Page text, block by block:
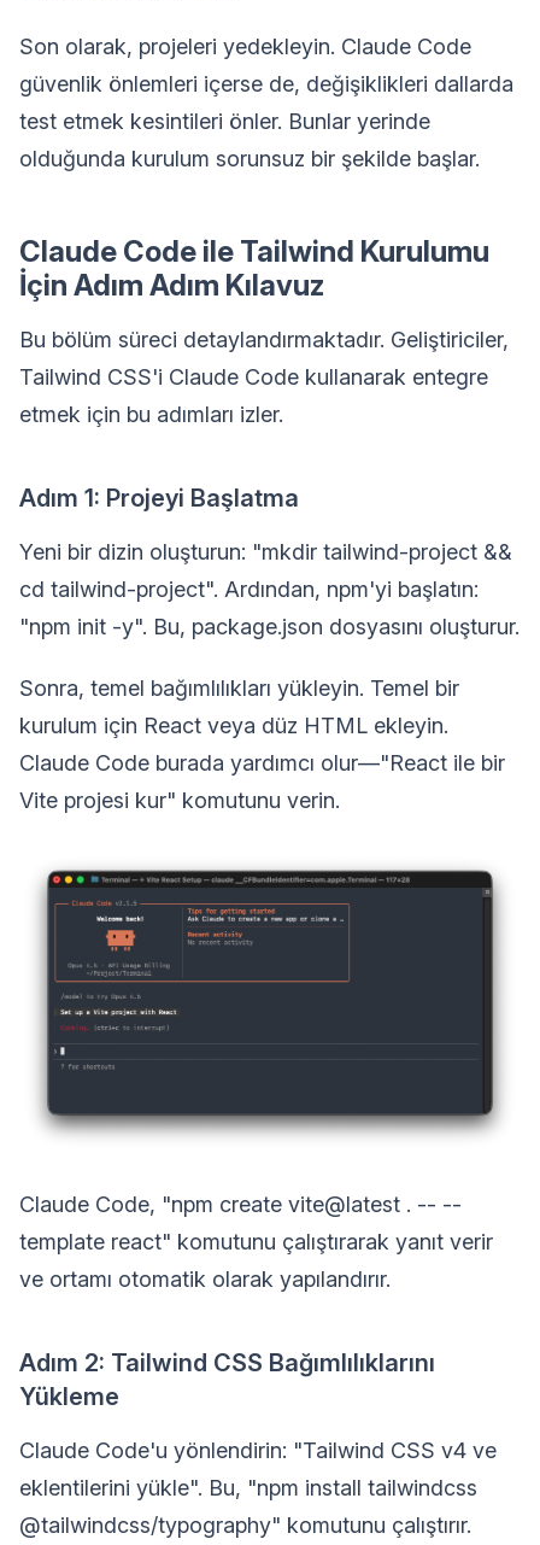
Son olarak, projeleri yedekleyin. Claude Code
güvenlik önlemleri içerse de, değişiklikleri dallarda
test etmek kesintileri önler. Bunlar yerinde
olduğunda kurulum sorunsuz bir şekilde başlar.
Claude Code ile Tailwind Kurulumu
İçin Adım Adım Kılavuz
Bu bölüm süreci detaylandırmaktadır. Geliştiriciler,
Tailwind CSS'i Claude Code kullanarak entegre
etmek için bu adımları izler.
Adım 1: Projeyi Başlatma
Yeni bir dizin oluşturun: "mkdir tailwind-project &&
cd tailwind-project". Ardından, npm'yi başlatın:
"npm init -y". Bu, package.json dosyasını oluşturur.
Sonra, temel bağımlılıkları yükleyin. Temel bir
kurulum için React veya düz HTML ekleyin.
Claude Code burada yardımcı olur—"React ile bir
Vite projesi kur" komutunu verin.
Claude Code, "npm create vite@latest . -- --
template react" komutunu çalıştırarak yanıt verir
ve ortamı otomatik olarak yapılandırır.
Adım 2: Tailwind CSS Bağımlılıklarını
Yükleme
Claude Code'u yönlendirin: "Tailwind CSS v4 ve
eklentilerini yükle". Bu, "npm install tailwindcss
@tailwindcss/typography" komutunu çalıştırır.